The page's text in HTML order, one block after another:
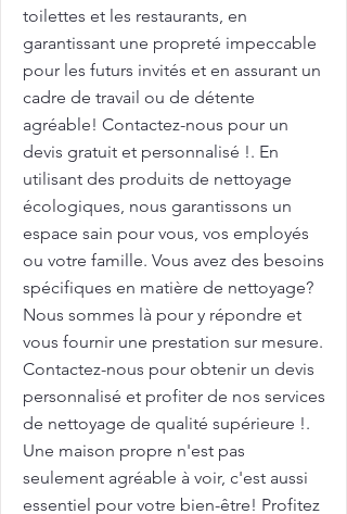
toilettes et les restaurants, en
garantissant une propreté impeccable
pour les futurs invités et en assurant un
cadre de travail ou de détente
agréable! Contactez-nous pour un
devis gratuit et personnalisé !. En
utilisant des produits de nettoyage
écologiques, nous garantissons un
espace sain pour vous, vos employés
ou votre famille. Vous avez des besoins
spécifiques en matière de nettoyage?
Nous sommes là pour y répondre et
vous fournir une prestation sur mesure.
Contactez-nous pour obtenir un devis
personnalisé et profiter de nos services
de nettoyage de qualité supérieure !.
Une maison propre n'est pas
seulement agréable à voir, c'est aussi
essentiel pour votre bien-être! Profitez